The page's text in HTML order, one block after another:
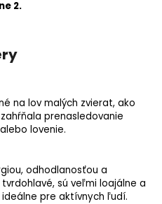
2.
na lov malých zvierat, ako
prenasledovanie
lovenie.
odhodlanosťou a
sú veľmi loajálne a
pre aktívnych ľudí.